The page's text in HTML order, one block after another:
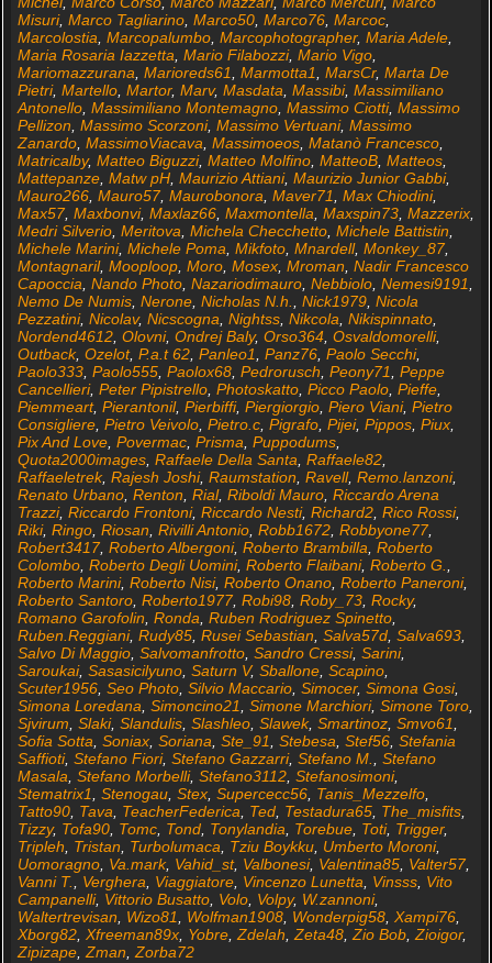
Misuri, Marco Tagliarino, Marco50, Marco76, Marcoc,
Marcolostia Marcopalumbo, Marcophotographer, Maria Adele,
Maria Rosaria Iazzetta Mario Filabozzi, Mario Vigo,
Mariomazzurana Marioreds61 Marmotta1 MarsCr, Marta De
Pietri, Martello, Martor, Marv, Masdata Massibi, Massimiliano
Antonello, Massimiliano Montemagno, Massimo Ciotti, Massimo
Pellizon Massimo Scorzoni, Massimo Vertuani, Massimo
Zanardo, MassimoViacava Massimoeos, Matanò Francesco,
Matricalby, Matteo Biguzzi, Matteo Molfino, MatteoB, Matteos,
Mattepanze, Matw pH, Maurizio Attiani, Maurizio Junior Gabbi,
Mauro266, Mauro57, Maurobonora Maver71 Max Chiodini,
Max57, Maxbonvi, Maxlaz66, Maxmontella Maxspin73, Mazzerix,
Medri Silverio, Meritova Michela Checchetto, Michele Battistin
Michele Marini, Michele Poma Mikfoto, Mnardell, Monkey_87,
Montagnaril, Mooploop, Moro, Mosex, Mroman Nadir Francesco
Capoccia Nando Photo, Nazariodimauro, Nebbiolo, Nemesi9191
Nemo De Numis, Nerone, Nicholas N.h. Nick1979, Nicola
Pezzatini, Nicolav, Nicscogna Nightss, Nikcola Nikispinnato,
Nordend4612, Olovni, Ondrej Baly, Orso364, Osvaldomorelli,
Outback, Ozelot, P.a.t 62, Panleo1 Panz76, Paolo Secchi,
Paolo333, Paolo555, Paolox68, Pedrorusch Peony71
Peppe
Cancellieri, Peter Pipistrello, Photoskatto, Picco Paolo, Pieffe,
Piemmeart, Pierantonil, Pierbiffi, Piergiorgio, Piero Viani, Pietro
Consigliere, Pietro Veivolo, Pietro.c, Pigrafo, Pijei, Pippos, Piux,
Pix And Love, Povermac, Prisma Puppodums,
Quota2000images, Raffaele Della Santa Raffaele82,
Raffaeletrek, Rajesh Joshi, Raumstation Ravell, Remo.lanzoni,
Renato Urbano, Renton Rial, Riboldi Mauro, Riccardo Arena
Trazzi, Riccardo Frontoni, Riccardo Nesti, Richard2, Rico Rossi,
Riki, Ringo, Riosan Rivilli Antonio, Robb1672, Robbyone77,
Robert3417, Roberto Albergoni, Roberto Brambilla Roberto
Colombo, Roberto Degli Uomini, Roberto Flaibani, Roberto G.
Roberto Marini, Roberto Nisi, Roberto Onano, Roberto Paneroni,
Roberto Santoro, Roberto1977, Robi98, Roby_73, Rocky,
Romano Garofolin Ronda Ruben Rodriguez Spinetto,
Ruben.Reggiani, Rudy85, Rusei Sebastian Salva57d, Salva693,
Salvo Di Maggio, Salvomanfrotto, Sandro Cressi, Sarini,
Saroukai, Sasasicilyuno, Saturn V, Sballone, Scapino,
Scuter1956, Seo Photo, Silvio Maccario, Simocer, Simona Gosi,
Simona Loredana Simoncino21 Simone Marchiori, Simone Toro,
Sjvirum Slaki, Slandulis, Slashleo, Slawek, Smartinoz, Smvo61
Sofia Sotta Soniax, Soriana Ste_91 Stebesa Stef56, Stefania
Saffioti, Stefano Fiori, Stefano Gazzarri, Stefano M.
Stefano
Masala Stefano Morbelli, Stefano3112, Stefanosimoni,
Stematrix1
Stenogau, Stex, Supercecc56, Tanis_Mezzelfo,
Tatto90, Tava TeacherFederica Ted, Testadura65, The_misfits,
Tizzy, Tofa90, Tomc, Tond, Tonylandia Torebue, Toti, Trigger,
Tripleh
Tristan Turbolumaca Tziu Boykku, Umberto Moroni,
Uomoragno, Va.mark, Vahid_st, Valbonesi, Valentina85, Valter57,
Vanni T.
Verghera Viaggiatore, Vincenzo Lunetta Vinsss, Vito
Campanelli, Vittorio Busatto, Volo, Volpy, W.zannoni,
Waltertrevisan
Wizo81 Wolfman1908, Wonderpig58, Xampi76,
Xborg82, Xfreeman89x, Yobre, Zdelah Zeta48, Zio Bob, Zioigor,
Zipizape, Zman Zorba72